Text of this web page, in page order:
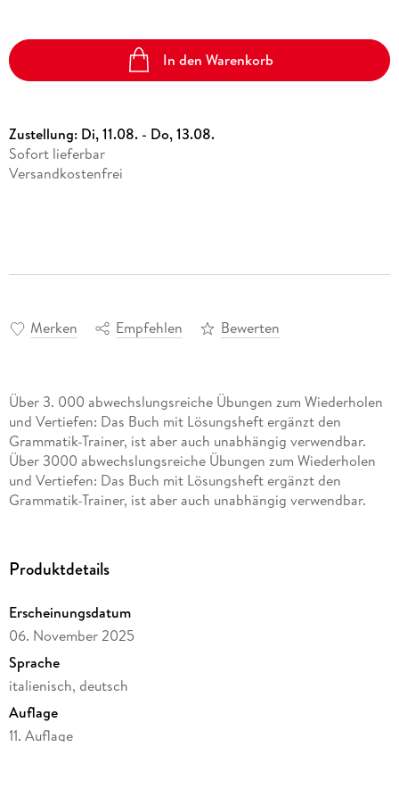
In den Warenkorb
Zustellung: Di, 11.08. - Do, 13.08.
Sofort lieferbar
Versandkostenfrei
Merken Empfehlen Bewerten
Über 3. 000 abwechslungsreiche Übungen zum Wiederholen
und Vertiefen: Das Buch mit Lösungsheft ergänzt den
Grammatik-Trainer, ist aber auch unabhängig verwendbar.
Über 3000 abwechslungsreiche Übungen zum Wiederholen
und Vertiefen: Das Buch mit Lösungsheft ergänzt den
Grammatik-Trainer, ist aber auch unabhängig verwendbar.
Produktdetails
Erscheinungsdatum
06. November 2025
Sprache
italienisch, deutsch
Auflage
11. Auflage